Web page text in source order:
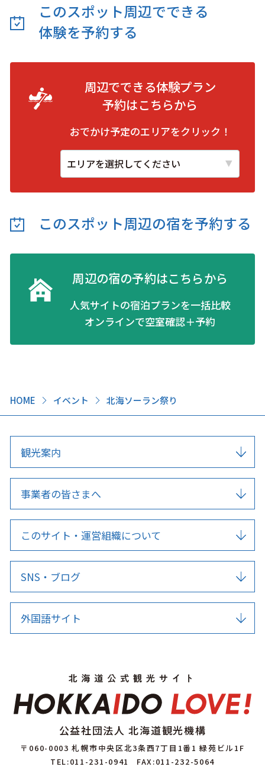
HOME イベント 北海ソーラン祭り
このスポット周辺でできる
体験を予約する
周辺でできる体験プラン
予約はこちらから
おでかけ予定のエリアをクリック！
このスポット周辺の宿を予約する
周辺の宿の予約はこちらから
人気サイトの宿泊プランを一括比較
オンラインで空室確認＋予約
観光案内
事業者の皆さまへ
このサイト・運営組織について
SNS・ブログ
外国語サイト
公益社団法人 北海道観光機構
〒060-0003 札幌市中央区北3条西7丁目1番1 緑苑ビル1F
TEL:011-231-0941
FAX:011-232-5064